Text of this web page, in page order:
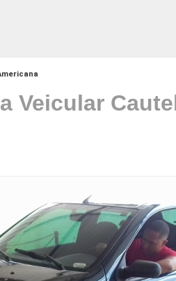
Veicular